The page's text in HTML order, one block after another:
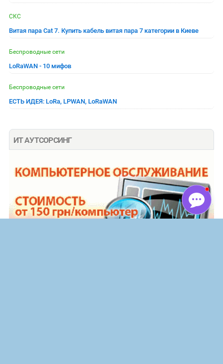
СКС
Витая пара Cat 7. Купить кабель витая пара 7 категории в Киеве
Беспроводные сети
LoRaWAN - 10 мифов
Беспроводные сети
ЕСТЬ ИДЕЯ: LoRa, LPWAN, LoRaWAN
ИТ АУТСОРСИНГ